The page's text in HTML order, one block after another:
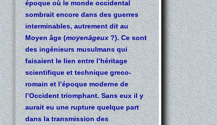
époque où le monde occidental
sombrait encore dans des guerres
interminables, autrement dit au
Moyen âge (moyenâgeux?). Ce sont
des ingénieurs musulmans qui
faisaient le lien entre l’héritage
scientifique et technique greco-
romain et l’époque moderne de
l’Occident triomphant. Sans eux il y
aurait eu une rupture quelque part
dans la transmission des